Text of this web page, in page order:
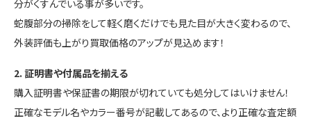
分がくすんでいる事が多いです。
蛇腹部分の掃除をして軽く磨くだけでも見た目が大きく変わるので、
外装評価も上がり買取価格のアップが見込めます！
2. 証明書や付属品を揃える
購入証明書や保証書の期限が切れていても処分してはいけません！
正確なモデル名やカラー番号が記載してあるので、より正確な査定額